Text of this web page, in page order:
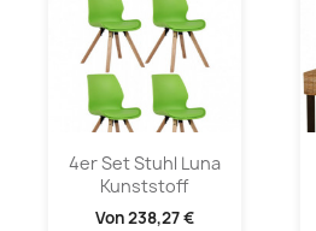
4er Set Stuhl Luna
Kunststoff
Von238,27 €